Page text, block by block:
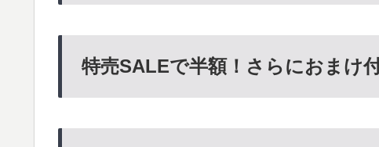
特売SALEで半額！さらにおまけ